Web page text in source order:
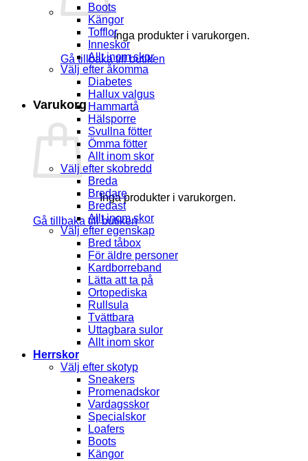
Inga produkter i varukorgen.
Gå tillbaka till butiken
Varukorg
Inga produkter i varukorgen.
Gå tillbaka till butiken
Boots
Kängor
Tofflor
Inneskor
Allt inom skor
Välj efter åkomma
Diabetes
Hallux valgus
Hammartå
Hälsporre
Svullna fötter
Ömma fötter
Allt inom skor
Välj efter skobredd
Breda
Bredare
Bredast
Allt inom skor
Välj efter egenskap
Bred tåbox
För äldre personer
Kardborreband
Lätta att ta på
Ortopediska
Rullsula
Tvättbara
Uttagbara sulor
Allt inom skor
Herrskor
Välj efter skotyp
Sneakers
Promenadskor
Vardagsskor
Specialskor
Loafers
Boots
Kängor